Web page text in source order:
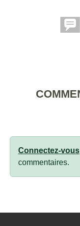
Connectez-vous
commentaires.